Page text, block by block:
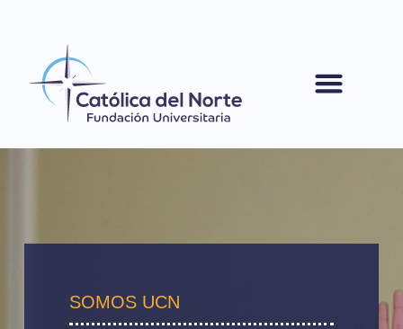
SOMOS UCN